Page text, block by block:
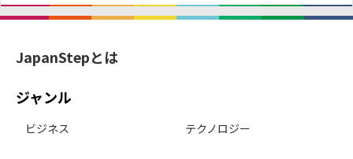
JapanStepとは
ジャンル
ビジネス テクノロジー